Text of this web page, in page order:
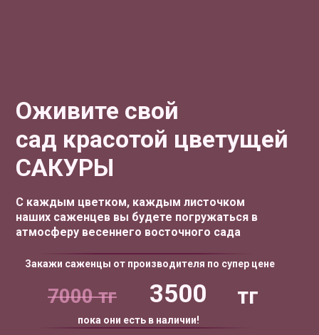
пока они есть в наличии!
3500
7000 тг тг
Закажи саженцы от производителя по супер цене
Оживите свой
сад красотой цветущей
САКУРЫ
С каждым цветком, каждым листочком
наших саженцев вы будете погружаться в
атмосферу весеннего восточного сада